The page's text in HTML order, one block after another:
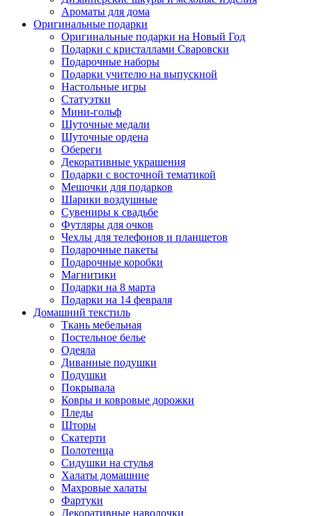
Ароматы для дома
Оригинальные подарки
Оригинальные подарки на Новый Год
Подарки с кристаллами Сваровски
Подарочные наборы
Подарки учителю на выпускной
Настольные игры
Статуэтки
Мини-гольф
Шуточные медали
Шуточные ордена
Обереги
Декоративные украшения
Подарки с восточной тематикой
Мешочки для подарков
Шарики воздушные
Сувениры к свадьбе
Футляры для очков
Чехлы для телефонов и планшетов
Подарочные пакеты
Подарочные коробки
Магнитики
Подарки на 8 марта
Подарки на 14 февраля
Домашний текстиль
Ткань мебельная
Постельное белье
Одеяла
Диванные подушки
Подушки
Покрывала
Ковры и ковровые дорожки
Пледы
Шторы
Скатерти
Полотенца
Сидушки на стулья
Халаты домашние
Махровые халаты
Фартуки
Декоративные наволочки